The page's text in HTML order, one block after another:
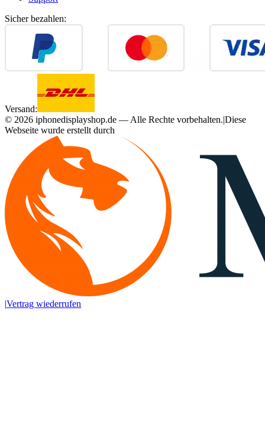
Sicher bezahlen:
Versand:
© 2026 iphonedisplayshop.de — Alle Rechte vorbehalten.|Diese
Webseite wurde erstellt durch
|Vertrag wiederrufen